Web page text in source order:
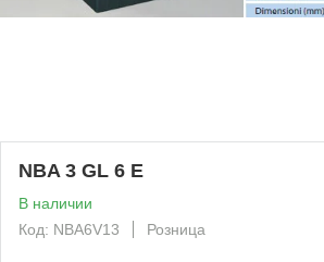
NBA 3 GL 6 E
В наличии
Код: NBA6V13
Розница